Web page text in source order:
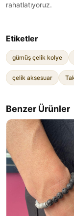
rahatlatıyoruz.
Etiketler
gümüş çelik kolye
çelik aksesuar
Benzer Ürünler